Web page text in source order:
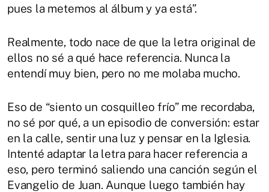
pues la metemos al álbum y ya está”.
Realmente, todo nace de que la letra original de
ellos no sé a qué hace referencia. Nunca la
entendí muy bien, pero no me molaba mucho.
Eso de “siento un cosquilleo frío” me recordaba,
no sé por qué, a un episodio de conversión: estar
en la calle, sentir una luz y pensar en la Iglesia.
Intenté adaptar la letra para hacer referencia a
eso, pero terminó saliendo una canción según el
Evangelio de Juan. Aunque luego también hay